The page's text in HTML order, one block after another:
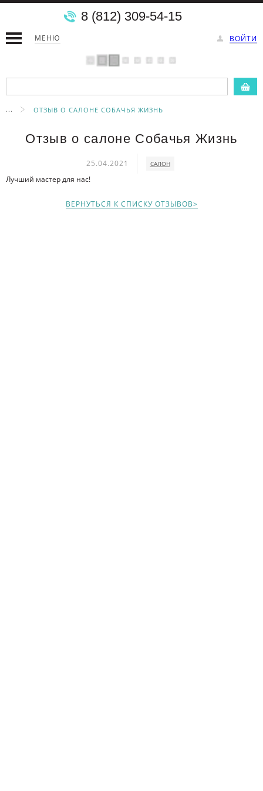
МЕНЮ ВОЙТИ
8 (812) 309-54-15
... ОТЗЫВ О САЛОНЕ СОБАЧЬЯ ЖИЗНЬ
Отзыв о салоне Собачья Жизнь
25.04.2021 САЛОН
Лучший мастер для нас!
ВЕРНУТЬСЯ К СПИСКУ ОТЗЫВОВ